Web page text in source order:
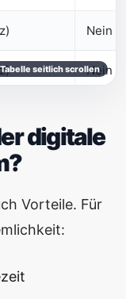
Nein
Nein
digitale
Vorteile. Für